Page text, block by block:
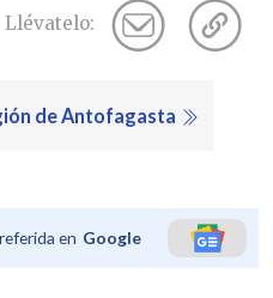
Llévatelo:
de Antofagasta
en Google